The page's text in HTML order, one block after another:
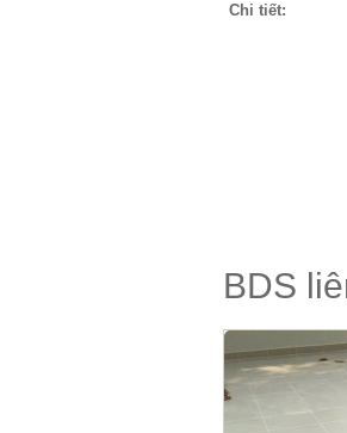
Chi tiết:
BDS